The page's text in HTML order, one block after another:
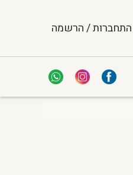
התחברות / הרשמה